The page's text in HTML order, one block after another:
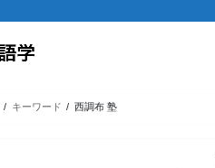
キーワード 西調布 塾